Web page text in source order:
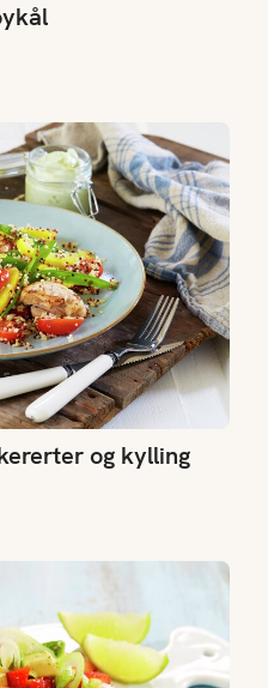
og kylling
og kylling
reker